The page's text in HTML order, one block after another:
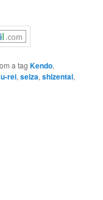
a tagKendo,
rei,seiza,shizentai,